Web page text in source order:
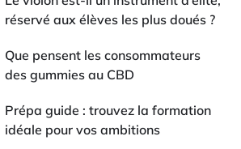
réservé aux élèves les plus doués ?
Que pensent les consommateurs
des gummies au CBD
Prépa guide : trouvez la formation
idéale pour vos ambitions